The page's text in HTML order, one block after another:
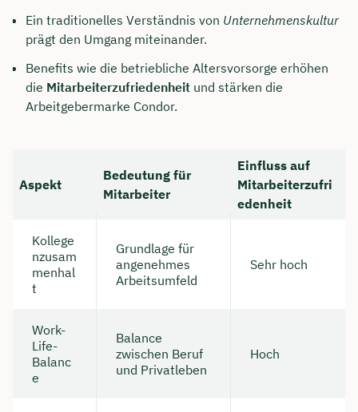
Ein traditionelles Verständnis von Unternehmenskultur
prägt den Umgang miteinander.
Benefits wie die betriebliche Altersvorsorge erhöhen
die Mitarbeiterzufriedenheit und stärken die
Arbeitgebermarke Condor.
Aspekt
Bedeutung für
Mitarbeiter
Einfluss auf
Mitarbeiterzufri
edenheit
Kollege
nzusam
menhal
t
Grundlage für
angenehmes
Arbeitsumfeld
Sehr hoch
Work-
Life-
Balanc
e
Balance
zwischen Beruf
und Privatleben
Hoch